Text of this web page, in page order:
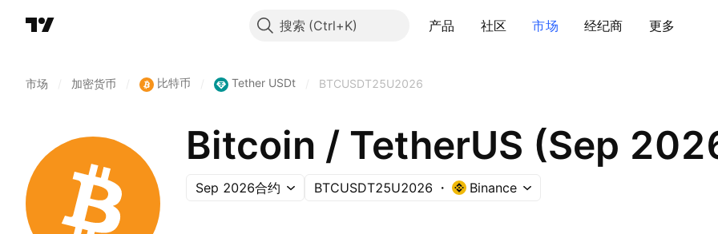
搜索 产品 社区 市场 经纪商 更多
市场 加密货币 比特币 Tether USDt BTCUSDT25U2026
Bitcoin / TetherUS (Sep
Sep 2026合约 BTCUSDT25U2026 Binance